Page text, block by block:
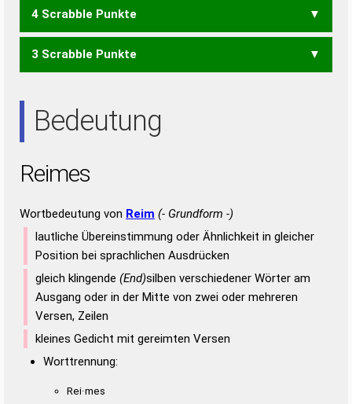
IMS MIR SEM REISE
4 Scrabble Punkte
EIER EIES EIRE EISE REIS
3 Scrabble Punkte
Bedeutung
Reimes
Wortbedeutung von Reim (- Grundform -)
lautliche Übereinstimmung oder Ähnlichkeit in gleicher
Position bei sprachlichen Ausdrücken
gleich klingende (End)silben verschiedener Wörter am
Ausgang oder in der Mitte von zwei oder mehreren
Versen, Zeilen
kleines Gedicht mit gereimten Versen
Worttrennung:
Rei·mes